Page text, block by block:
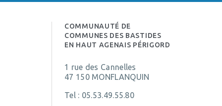
COMMUNAUTÉ DE
COMMUNES DES BASTIDES
EN HAUT AGENAIS PÉRIGORD
1 rue des Cannelles
47 150 MONFLANQUIN
Tel : 05.53.49.55.80